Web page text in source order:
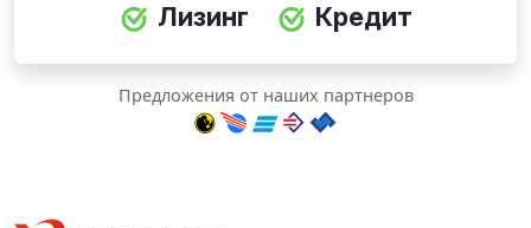
Лизинг Кредит
Предложения от наших партнеров